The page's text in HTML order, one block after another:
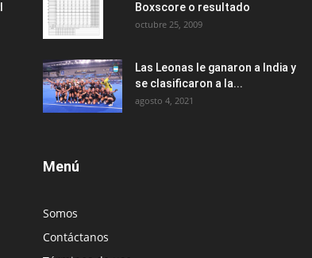
Boxscore o resultado
octubre 25, 2009
Las Leonas le ganaron a India y
se clasificaron a la...
agosto 4, 2021
Menú
Somos
Contáctanos